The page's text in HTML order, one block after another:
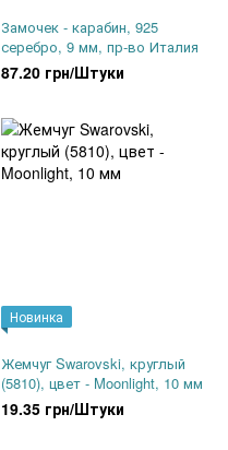
Замочек - карабин, 925
серебро, 9 мм, пр-во Италия
87.20 грн/Штуки
Новинка
Жемчуг Swarovski, круглый
(5810), цвет - Moonlight, 10 мм
19.35 грн/Штуки